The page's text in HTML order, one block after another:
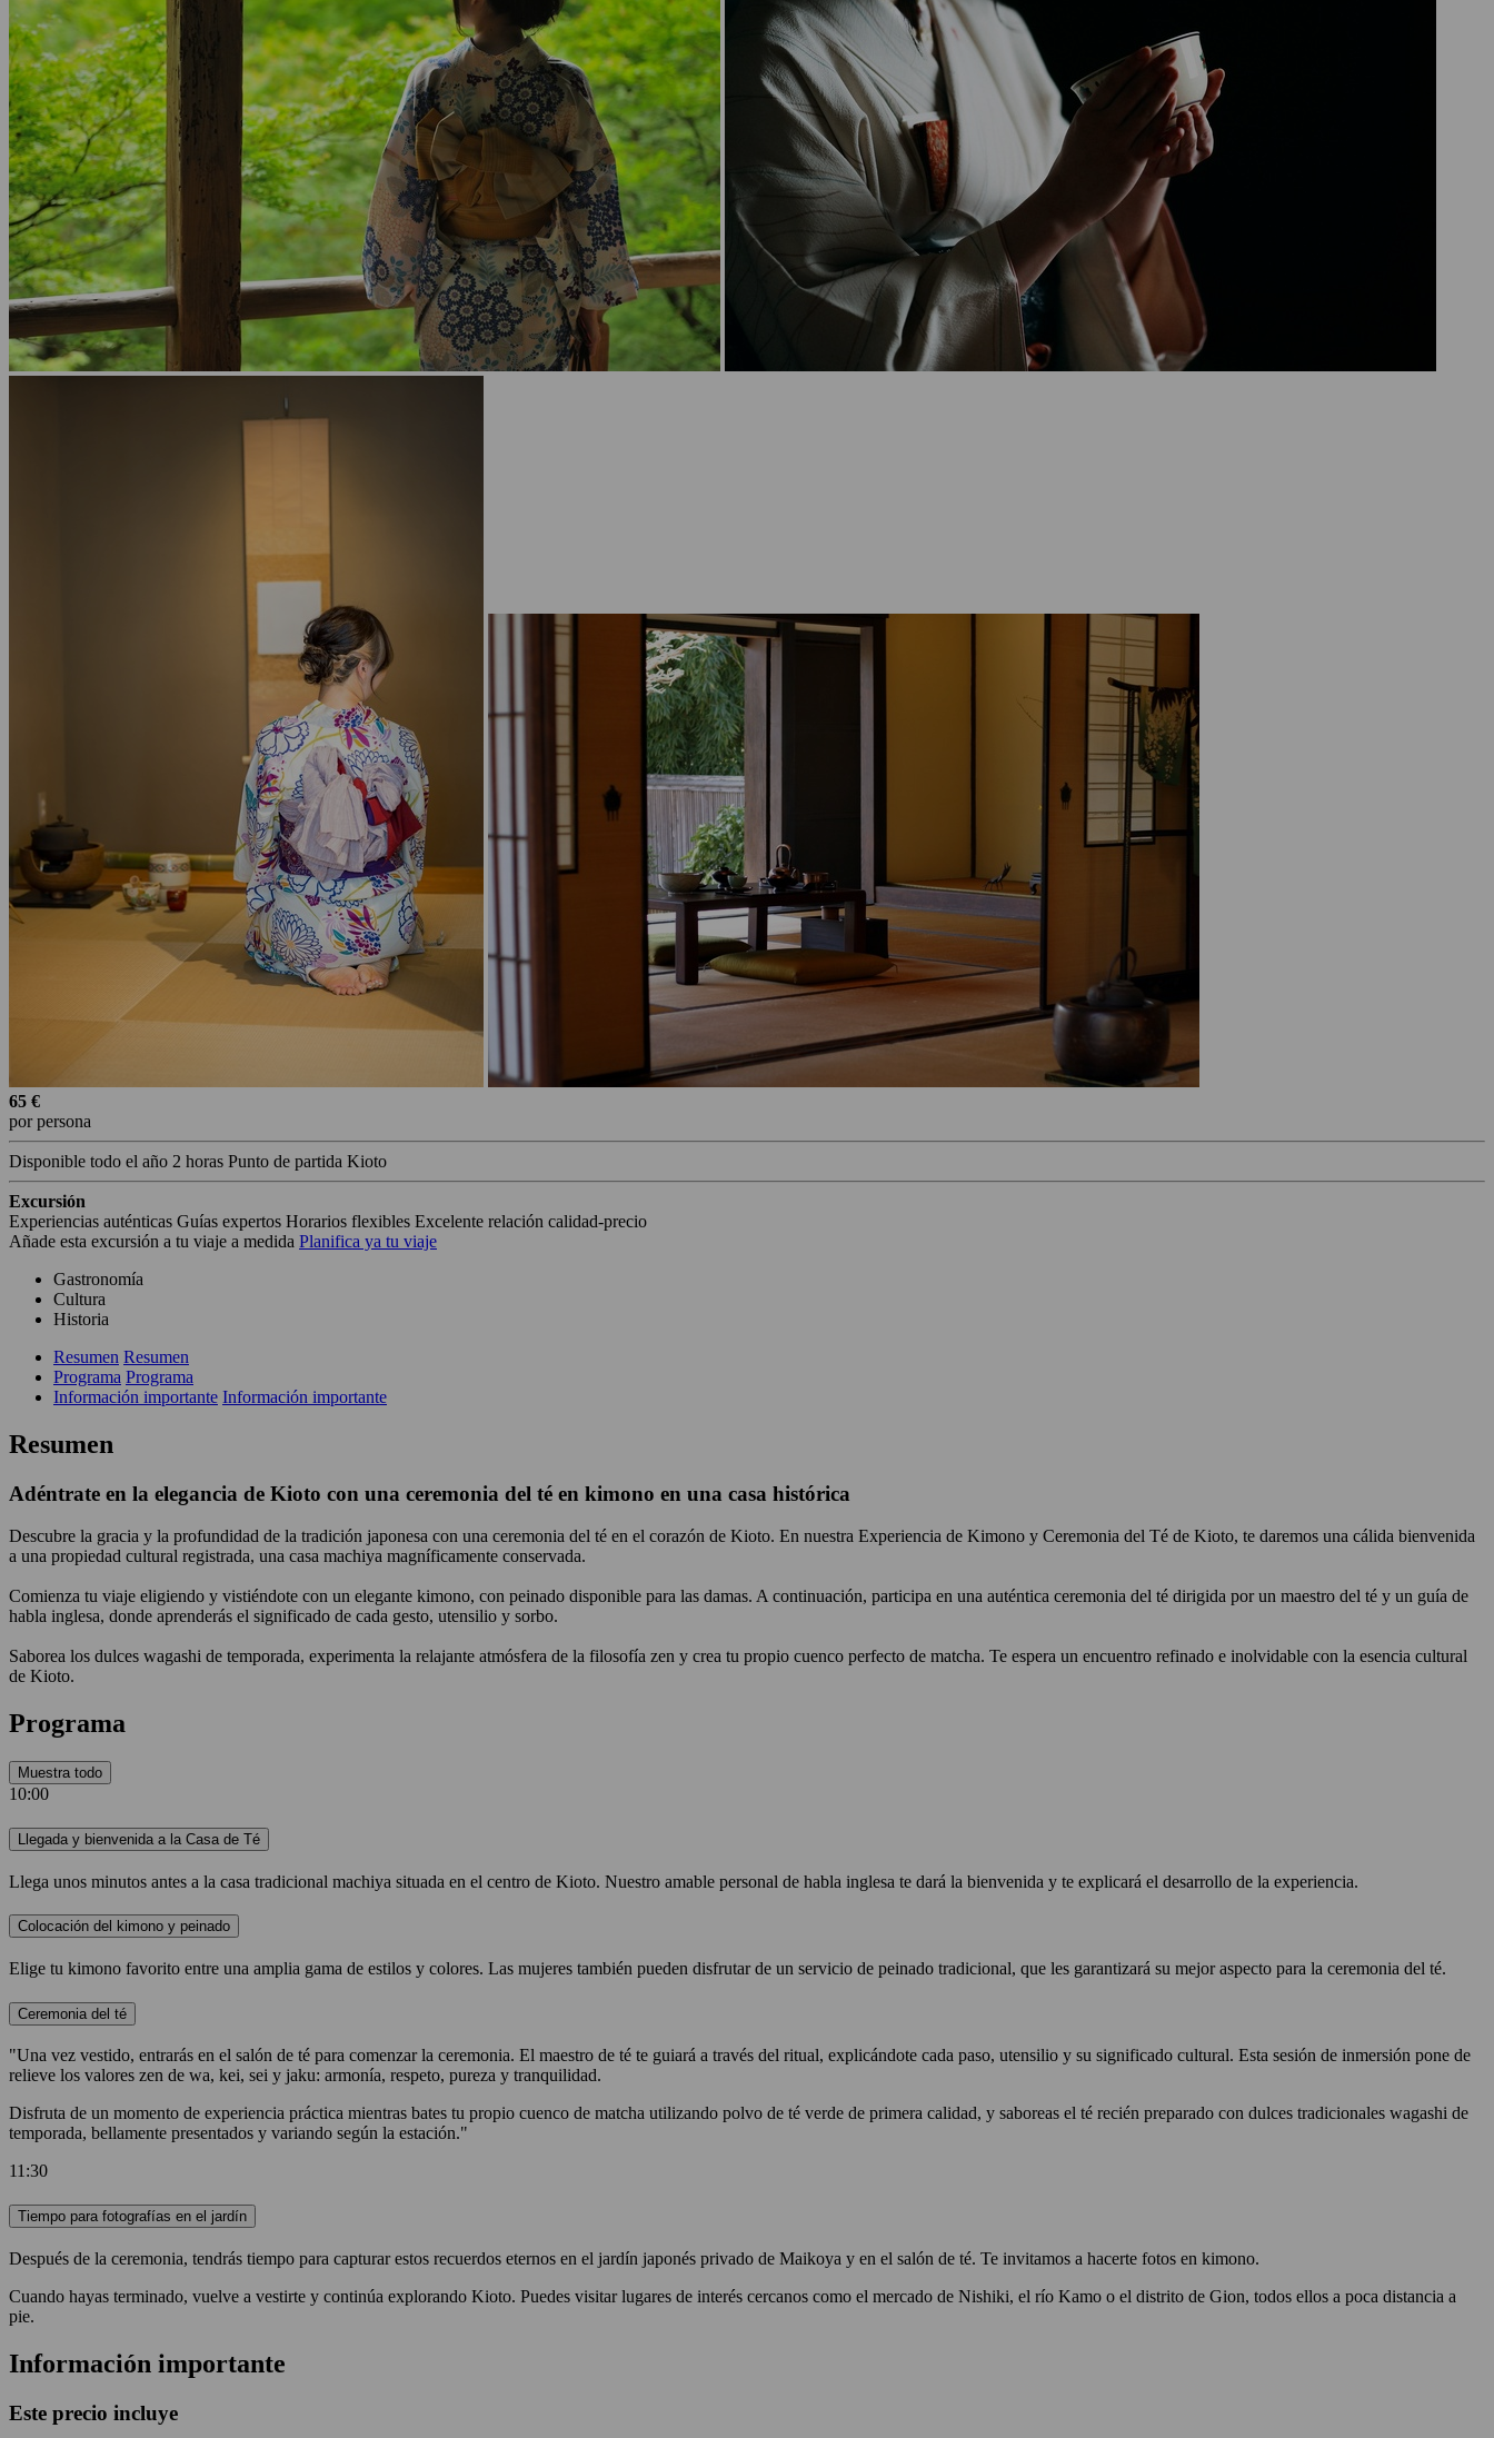
65 €
por persona
Disponible todo el año 2 horas Punto de partida Kioto
Excursión
Experiencias auténticas Guías expertos Horarios flexibles Excelente relación calidad-precio
Añade esta excursión a tu viaje a medida Planifica ya tu viaje
Gastronomía
Cultura
Historia
Resumen Resumen
Programa Programa
Información importante Información importante
Resumen
Adéntrate en la elegancia de Kioto con una ceremonia del té en kimono en una casa histórica
Descubre la gracia y la profundidad de la tradición japonesa con una ceremonia del té en el corazón de Kioto. En nuestra Experiencia de Kimono y Ceremonia del Té de Kioto, te daremos una cálida bienvenida
a una propiedad cultural registrada, una casa machiya magníficamente conservada.
Comienza tu viaje eligiendo y vistiéndote con un elegante kimono, con peinado disponible para las damas. A continuación, participa en una auténtica ceremonia del té dirigida por un maestro del té y un guía de
habla inglesa, donde aprenderás el significado de cada gesto, utensilio y sorbo.
Saborea los dulces wagashi de temporada, experimenta la relajante atmósfera de la filosofía zen y crea tu propio cuenco perfecto de matcha. Te espera un encuentro refinado e inolvidable con la esencia cultural
de Kioto.
Programa
Muestra todo
10:00
Llegada y bienvenida a la Casa de Té
Llega unos minutos antes a la casa tradicional machiya situada en el centro de Kioto. Nuestro amable personal de habla inglesa te dará la bienvenida y te explicará el desarrollo de la experiencia.
Colocación del kimono y peinado
Elige tu kimono favorito entre una amplia gama de estilos y colores. Las mujeres también pueden disfrutar de un servicio de peinado tradicional, que les garantizará su mejor aspecto para la ceremonia del té.
Ceremonia del té
"Una vez vestido, entrarás en el salón de té para comenzar la ceremonia. El maestro de té te guiará a través del ritual, explicándote cada paso, utensilio y su significado cultural. Esta sesión de inmersión pone de
relieve los valores zen de wa, kei, sei y jaku: armonía, respeto, pureza y tranquilidad.
Disfruta de un momento de experiencia práctica mientras bates tu propio cuenco de matcha utilizando polvo de té verde de primera calidad, y saboreas el té recién preparado con dulces tradicionales wagashi de
temporada, bellamente presentados y variando según la estación."
11:30
Tiempo para fotografías en el jardín
Después de la ceremonia, tendrás tiempo para capturar estos recuerdos eternos en el jardín japonés privado de Maikoya y en el salón de té. Te invitamos a hacerte fotos en kimono.
Cuando hayas terminado, vuelve a vestirte y continúa explorando Kioto. Puedes visitar lugares de interés cercanos como el mercado de Nishiki, el río Kamo o el distrito de Gion, todos ellos a poca distancia a
pie.
Información importante
Este precio incluye